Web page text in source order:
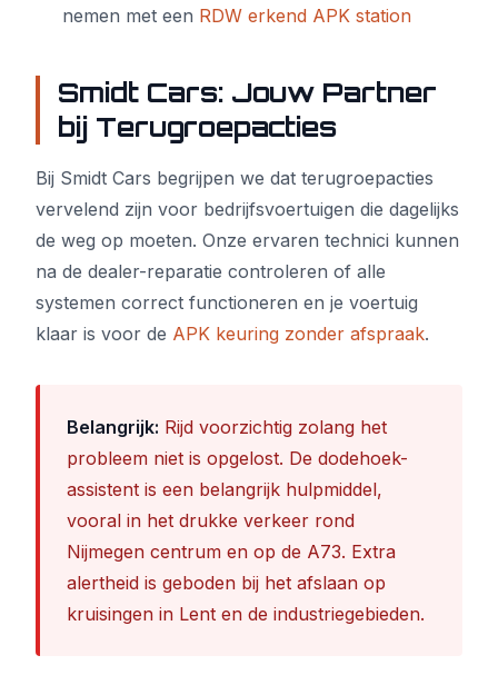
nemen met een RDW erkend APK station
Smidt Cars: Jouw Partner
bij Terugroepacties
Bij Smidt Cars begrijpen we dat terugroepacties
vervelend zijn voor bedrijfsvoertuigen die dagelijks
de weg op moeten. Onze ervaren technici kunnen
na de dealer-reparatie controleren of alle
systemen correct functioneren en je voertuig
klaar is voor de APK keuring zonder afspraak.
Belangrijk: Rijd voorzichtig zolang het
probleem niet is opgelost. De dodehoek-
assistent is een belangrijk hulpmiddel,
vooral in het drukke verkeer rond
Nijmegen centrum en op de A73. Extra
alertheid is geboden bij het afslaan op
kruisingen in Lent en de industriegebieden.